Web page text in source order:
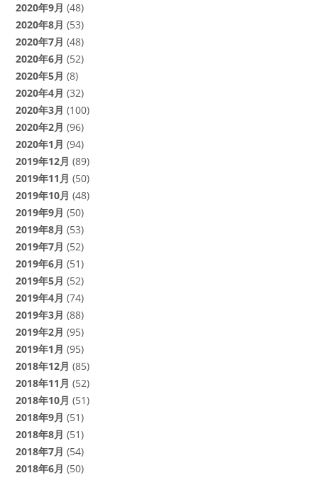
2020年9月 (48)
2020年8月 (53)
2020年7月 (48)
2020年6月 (52)
2020年5月 (8)
2020年4月 (32)
2020年3月 (100)
2020年2月 (96)
2020年1月 (94)
2019年12月 (89)
2019年11月 (50)
2019年10月 (48)
2019年9月 (50)
2019年8月 (53)
2019年7月 (52)
2019年6月 (51)
2019年5月 (52)
2019年4月 (74)
2019年3月 (88)
2019年2月 (95)
2019年1月 (95)
2018年12月 (85)
2018年11月 (52)
2018年10月 (51)
2018年9月 (51)
2018年8月 (51)
2018年7月 (54)
2018年6月 (50)